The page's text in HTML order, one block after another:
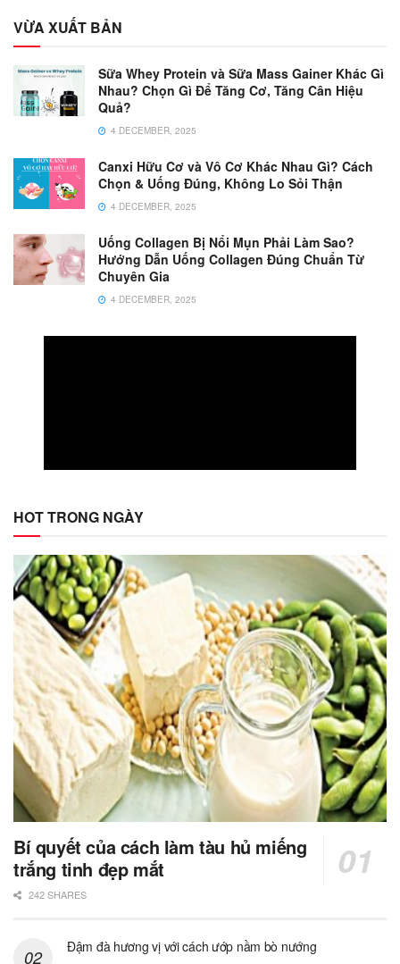
VỪA XUẤT BẢN
Sữa Whey Protein và Sữa Mass Gainer Khác Gì
Nhau? Chọn Gì Để Tăng Cơ, Tăng Cân Hiệu
Quả?
4 DECEMBER, 2025
Canxi Hữu Cơ và Vô Cơ Khác Nhau Gì? Cách
Chọn & Uống Đúng, Không Lo Sỏi Thận
4 DECEMBER, 2025
Uống Collagen Bị Nổi Mụn Phải Làm Sao?
Hướng Dẫn Uống Collagen Đúng Chuẩn Từ
Chuyên Gia
4 DECEMBER, 2025
HOT TRONG NGÀY
Bí quyết của cách làm tàu hủ miếng
trắng tinh đẹp mắt
242 SHARES
Đậm đà hương vị với cách ướp nầm bò nướng